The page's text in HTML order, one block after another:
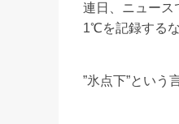
連日、ニュー
1℃を記録する
”氷点下”という